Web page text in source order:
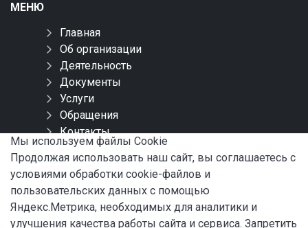
МЕНЮ
Главная
Об организации
Деятельность
Документы
Услуги
Обращения
Контакты
Карта сайта
СОЦИАЛЬНЫЕ СЕТИ
Мы используем файлы Сookie
Продолжая использовать наш сайт, вы соглашаетесь с
условиями обработки cookie-файлов и
пользовательских данных с помощью
Яндекс.Метрика, необходимых для аналитики и
улучшения качества работы сайта и сервиса. Запретить